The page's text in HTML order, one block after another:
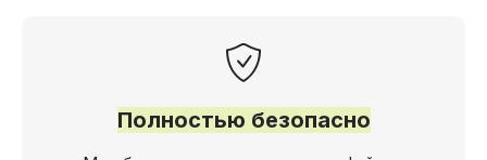
Полностью безопасно